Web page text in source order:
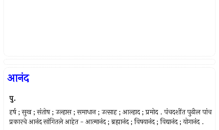
आनंद
पु.
हर्ष ; सुख ; संतोष ; उल्हास ; समाधान ; उत्साह ; आल्हाद ; प्रमोद . पंचदशींत पुढील पांच
प्रकारचे आनंद सांगितले आहेत - आत्मानंद ; ब्रह्मानंद ; विषयानंद ; विद्यानंद ; योगानंद .